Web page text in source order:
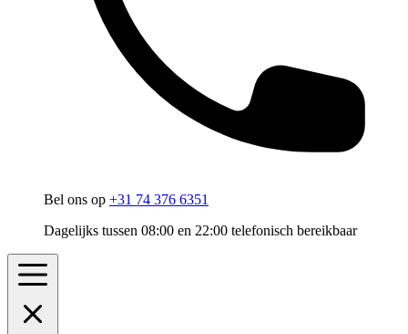
Bel ons op +31 74 376 6351
Dagelijks tussen 08:00 en 22:00 telefonisch bereikbaar